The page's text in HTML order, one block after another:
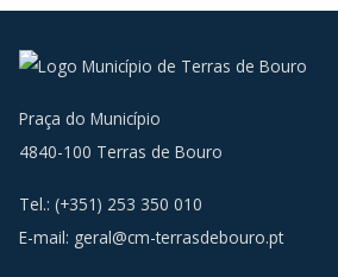
Praça do Município
4840-100 Terras de Bouro
Tel.: (+351) 253 350 010
E-mail: geral@cm-terrasdebouro.pt